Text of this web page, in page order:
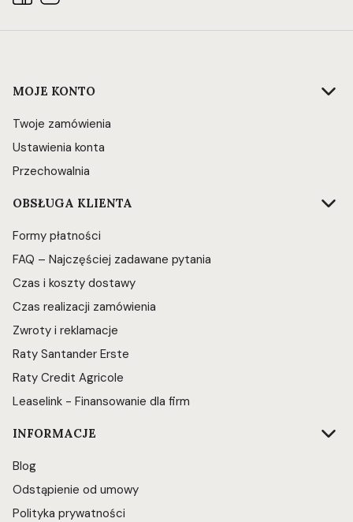
Linki w stopce
MOJE KONTO
Twoje zamówienia
Ustawienia konta
Przechowalnia
OBSŁUGA KLIENTA
Formy płatności
FAQ – Najczęściej zadawane pytania
Czas i koszty dostawy
Czas realizacji zamówienia
Zwroty i reklamacje
Raty Santander Erste
Raty Credit Agricole
Leaselink - Finansowanie dla firm
INFORMACJE
Blog
Odstąpienie od umowy
Polityka prywatności